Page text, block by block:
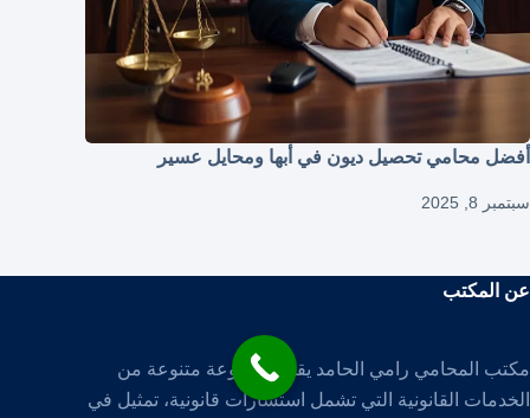
أفضل محامي تحصيل ديون في أبها ومحايل عسير
سبتمبر 8, 2025
عن المكتب
مكتب المحامي رامي الحامد يقدم مجموعة متنوعة من
الخدمات القانونية التي تشمل استشارات قانونية، تمثيل في